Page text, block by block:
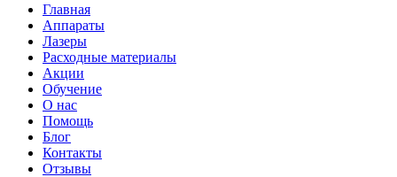
Главная
Аппараты
Лазеры
Расходные материалы
Акции
Обучение
О нас
Помощь
Блог
Контакты
Отзывы